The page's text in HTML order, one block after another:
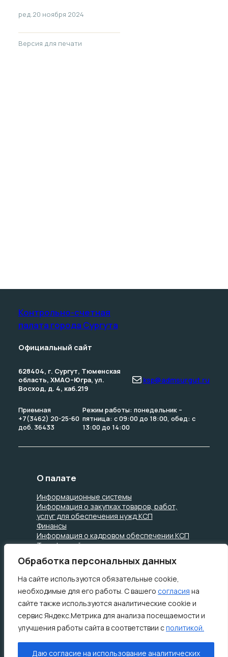
Обработка персональных данных
На сайте используются обязательные cookie,
необходимые для его работы. С вашего согласия на
сайте также используются аналитические cookie и
сервис Яндекс.Метрика для анализа посещаемости и
улучшения работы сайта в соответствии сполитикой.
Даю согласие на использование аналитических
ред.20 ноября 2024
Версия для печати
Контрольно-счетная
палата­ города Сургута
Официальный сайт
628404, г. Сургут, Тюменская
область, ХМАО–Югра, ул.
Восход, д. 4, каб.219
Почта
ksp@admsurgut.ru
Приемная
+7(3462) 20-25-60
доб. 36433
Режим работы: понедельник –
пятница: с 09:00 до 18:00, обед: с
13:00 до 14:00
О палате
Информационные системы
Информация о закупках товаров, работ,
услуг для обеспечения нужд КСП
Финансы
Информация о кадровом обеспечении КСП
Телефонный справочник
Награды КСП
Обращения
Обзоры обращений
Порядок рассмотрения обращений
граждан